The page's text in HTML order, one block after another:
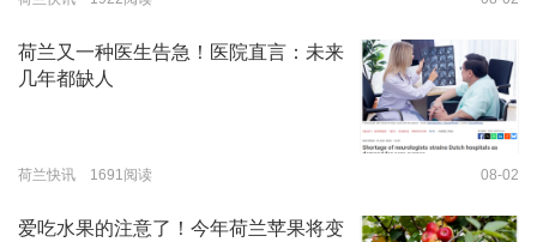
荷兰又一种医生告急！医院直言：未来
几年都缺人
荷兰快讯 1691阅读 08-02
爱吃水果的注意了！今年荷兰苹果将变